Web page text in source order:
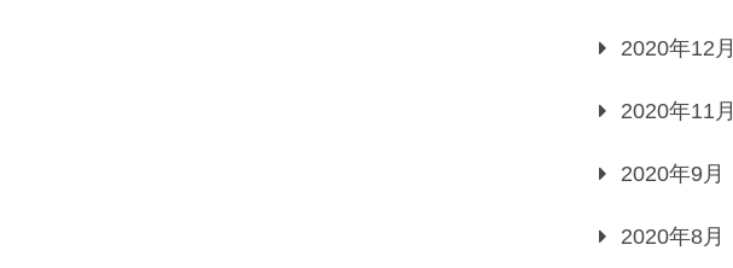
2020年12月
2020年11月
2020年9月
2020年8月